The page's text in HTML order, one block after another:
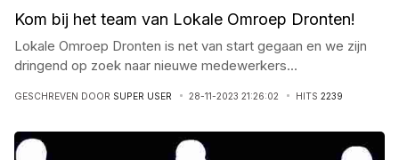
Kom bij het team van Lokale Omroep Dronten!
Lokale Omroep Dronten is net van start gegaan en we zijn
dringend op zoek naar nieuwe medewerkers...
GESCHREVEN DOOR SUPER USER 28-11-2023 21:26:02 HITS 2239